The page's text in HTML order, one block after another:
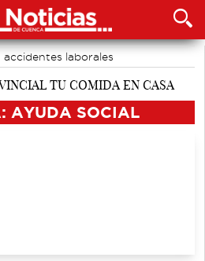
accidentes laborales
AYUDA SOCIAL